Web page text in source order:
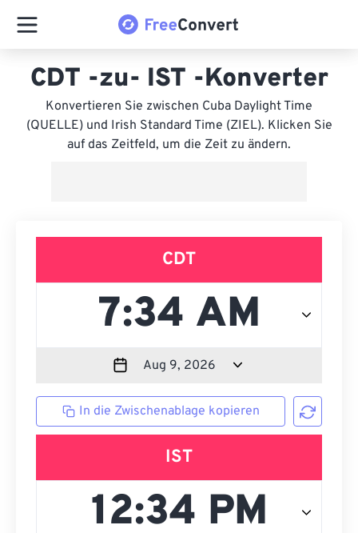
CDT -zu- IST -Konverter
Konvertieren Sie zwischen Cuba Daylight Time
(QUELLE) und Irish Standard Time (ZIEL). Klicken Sie
auf das Zeitfeld, um die Zeit zu ändern.
CDT
In die Zwischenablage kopieren
IST